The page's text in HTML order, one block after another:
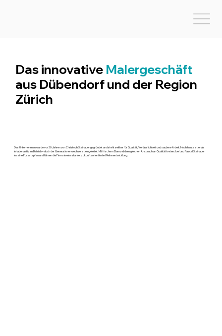
Das innovative Malergeschäft
aus Dübendorf und der Region
Zürich
Das Unternehmen wurde vor 30 Jahren von Christoph Steinauer gegründet und steht seither für Qualität, Verlässlichkeit und saubere Arbeit. Noch heute ist er als
Inhaber aktiv im Betrieb – doch der Generationenwechsel ist eingeleitet: Mit frischem Elan und dem gleichen Anspruch an Qualität treten Joel und Pascal Steinauer
in seine Fussstapfen und führen die Firma in eine starke, zukunftsorientierte Weiterentwicklung.